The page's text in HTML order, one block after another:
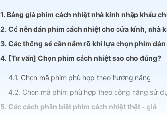
1. Bảng giá phim cách nhiệt nhà kính nhập khẩu
2. Có nên dán phim cách nhiệt cho cửa kính, nhà
3. Các thông số cần nắm rõ khi lựa chọn phim
4. [Tư vấn] Chọn phim cách nhiệt sao cho đúng?
4.1. Chọn mã phim phù hợp theo hướng nắng
4.2. Chọn mã phim phù hợp theo công năng sử
5. Các cách phân biệt phim cách nhiệt thật - giả